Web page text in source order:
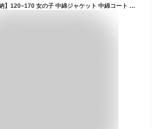
【15％割引】【即納】120~170 女の子 中綿ジャケット 中綿コート ダウン風 ジャケット コート アウター キッズ 子供 ジュニア ファー フード付き 厚手 あったか 冬 キルティング 防寒 防風 子供服 おしゃれ スキー 雪遊び